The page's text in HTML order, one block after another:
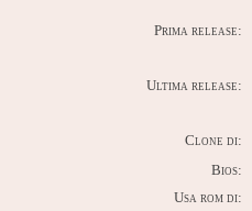
Prima release:
Ultima release:
Clone di:
Bios:
Usa rom di: